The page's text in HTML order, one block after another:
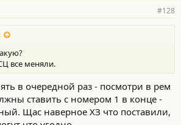
#128
все меняли.
в очередной раз - посмотри в рем
ставить с номером 1 в конце -
Щас наверное ХЗ что поставили,